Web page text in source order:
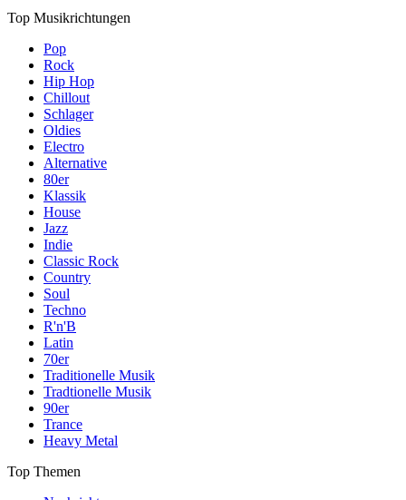
Top Musikrichtungen
Pop
Rock
Hip Hop
Chillout
Schlager
Oldies
Electro
Alternative
80er
Klassik
House
Jazz
Indie
Classic Rock
Country
Soul
Techno
R'n'B
Latin
70er
Traditionelle Musik
Tradtionelle Musik
90er
Trance
Heavy Metal
Top Themen